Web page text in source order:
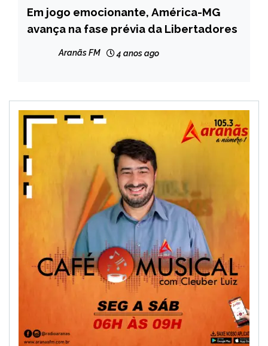
ESPORTES
Em jogo emocionante, América-MG
avança na fase prévia da Libertadores
Aranãs FM 4 anos ago